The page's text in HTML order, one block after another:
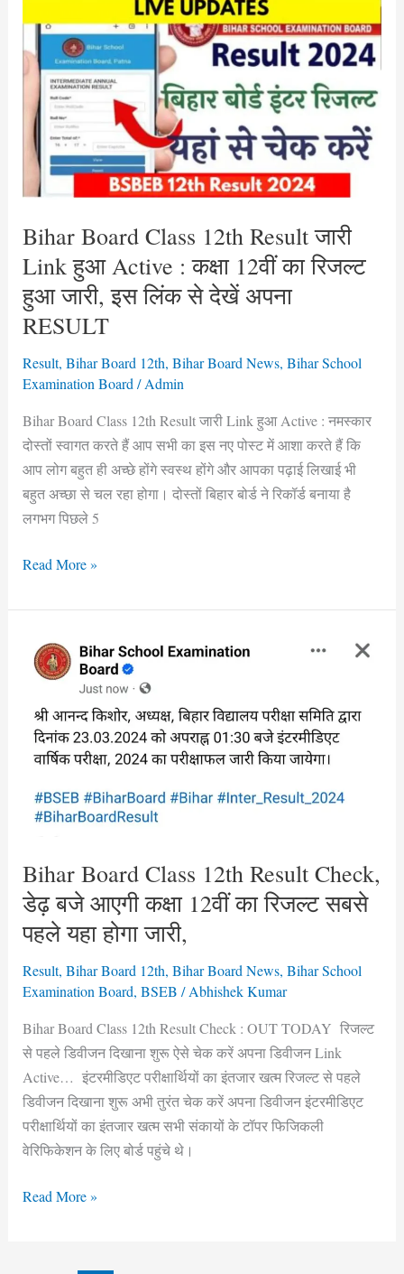
Bihar Board Class 12th Result जारी
Link हुआ Active : कक्षा 12वीं का रिजल्ट
हुआ जारी, इस लिंक से देखें अपना
RESULT
Result, Bihar Board 12th, Bihar Board News, Bihar School
Examination Board/Admin
Bihar Board Class 12th Result जारी Link हुआ Active : नमस्कार
दोस्तों स्वागत करते हैं आप सभी का इस नए पोस्ट में आशा करते हैं कि
आप लोग बहुत ही अच्छे होंगे स्वस्थ होंगे और आपका पढ़ाई लिखाई भी
बहुत अच्छा से चल रहा होगा। दोस्तों बिहार बोर्ड ने रिकॉर्ड बनाया है
लगभग पिछले 5
Board
Class
12th
Result
जारी
Link
Active
:
कक्षा
12वीं
का
रिजल्ट
जारी,
लिंक
से
देखें
अपना
RESULT
Read More »
Bihar Board Class 12th Result Check,
डेढ़ बजे आएगी कक्षा 12वीं का रिजल्ट सबसे
पहले यहा होगा जारी,
Result, Bihar Board 12th, Bihar Board News, Bihar School
Examination Board, BSEB /Abhishek Kumar
Bihar Board Class 12th Result Check : OUT TODAY रिजल्ट
से पहले डिवीजन दिखाना शुरू ऐसे चेक करें अपना डिवीजन Link
Active… इंटरमीडिएट परीक्षार्थियों का इंतजार खत्म रिजल्ट से पहले
डिवीजन दिखाना शुरू अभी तुरंत चेक करें अपना डिवीजन इंटरमीडिएट
परीक्षार्थियों का इंतजार खत्म सभी संकायों के टॉपर फिजिकली
वेरिफिकेशन के लिए बोर्ड पहुंचे थे।
Bihar
Board
12th
Result
Check,
डेढ़
बजे
कक्षा
12वीं
का
रिजल्ट
पहले
होगा
जारी,
Read More »